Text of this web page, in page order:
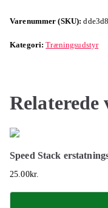
Varenummer (SKU):
Kategori:Træningsudstyr
Relaterede
Speed Stack
25.00kr.